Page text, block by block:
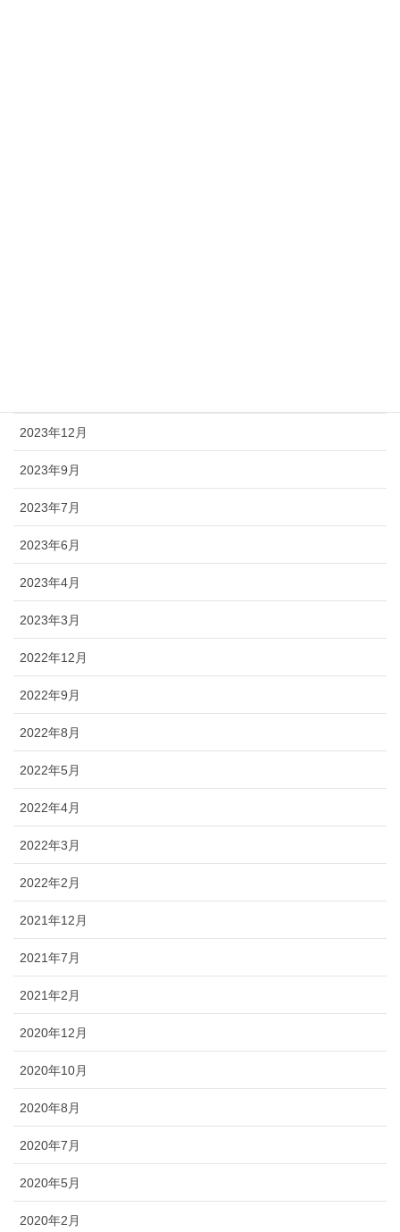
2023年12月
2023年9月
2023年7月
2023年6月
2023年4月
2023年3月
2022年12月
2022年9月
2022年8月
2022年5月
2022年4月
2022年3月
2022年2月
2021年12月
2021年7月
2021年2月
2020年12月
2020年10月
2020年8月
2020年7月
2020年5月
2020年2月